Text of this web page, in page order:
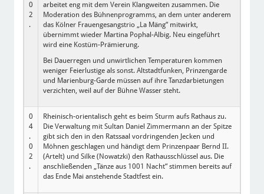
0
2
.
arbeitet eng mit dem Verein Klangweiten zusammen. Die
Moderation des Bühnenprogramms, an dem unter anderem
das Kölner Frauengesangstrio „La Mäng“ mitwirkt,
übernimmt wieder Martina Pophal-Albig. Neu eingeführt
wird eine Kostüm-Prämierung.
Bei Dauerregen und unwirtlichen Temperaturen kommen
weniger Feierlustige als sonst. Altstadtfunken, Prinzengarde
und Marienburg-Garde müssen auf ihre Tanzdarbietungen
verzichten, weil auf der Bühne Wasser steht.
0
4
.
0
2
.
Rheinisch-orientalisch geht es beim Sturm aufs Rathaus zu.
Die Verwaltung mit Sultan Daniel Zimmermann an der Spitze
gibt sich den in den Ratssaal vordringenden Jecken und
Möhnen geschlagen und händigt dem Prinzenpaar Bernd II.
(Artelt) und Silke (Nowatzki) den Rathausschlüssel aus. Die
anschließenden „Tänze aus 1001 Nacht“ stimmen bereits auf
das Ende Mai anstehende Stadtfest ein.